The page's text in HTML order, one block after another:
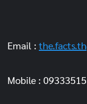
Email :
Mobile :